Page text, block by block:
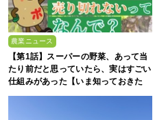
農業ニュース
【第1話】スーパーの野菜、あって当
たり前だと思っていたら、実はすごい
仕組みがあった【いま知っておきた